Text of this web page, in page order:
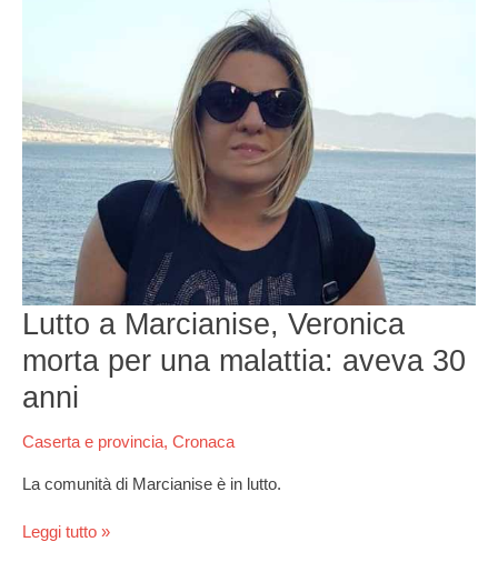
Lutto a Marcianise, Veronica
morta per una malattia: aveva 30
anni
Caserta e provincia, Cronaca
La comunità di Marcianise è in lutto.
morta
per
una
malattia:
aveva
30
anni
Leggi tutto »